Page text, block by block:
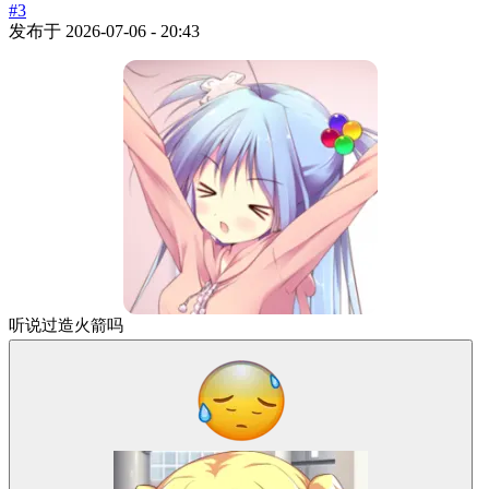
#3
发布于 2026-07-06 - 20:43
听说过造火箭吗